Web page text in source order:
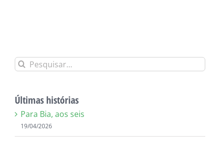
Buscar
Últimas histórias
Para Bia, aos seis
19/04/2026